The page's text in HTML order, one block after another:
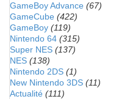
GameBoy Advance (67)
GameCube (422)
GameBoy (119)
Nintendo 64 (315)
Super NES (137)
NES (138)
Nintendo 2DS (1)
New Nintendo 3DS (11)
Actualité (111)